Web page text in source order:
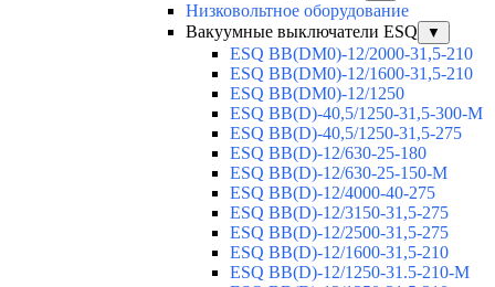
Низковольтное оборудование
Вакуумные выключатели ESQ
▼
ESQ ВВ(DM0)-12/2000-31,5-210
ESQ ВВ(DM0)-12/1600-31,5-210
ESQ ВВ(DM0)-12/1250
ESQ ВВ(D)-40,5/1250-31,5-300-М
ESQ ВВ(D)-40,5/1250-31,5-275
ESQ ВВ(D)-12/630-25-180
ESQ ВВ(D)-12/630-25-150-М
ESQ ВВ(D)-12/4000-40-275
ESQ ВВ(D)-12/3150-31,5-275
ESQ ВВ(D)-12/2500-31,5-275
ESQ ВВ(D)-12/1600-31,5-210
ESQ ВВ(D)-12/1250-31.5-210-М